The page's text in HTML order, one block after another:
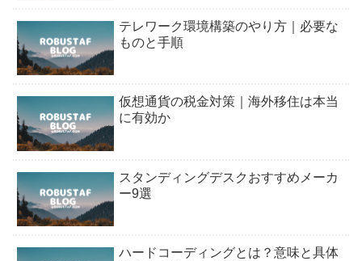
テレワーク環境構築のやり方｜必要な
ものと手順
仮想通貨の税金対策｜海外移住は本当
に有効か
スタンディングデスクおすすめメーカ
ー9選
ハードコーディングとは？意味と具体